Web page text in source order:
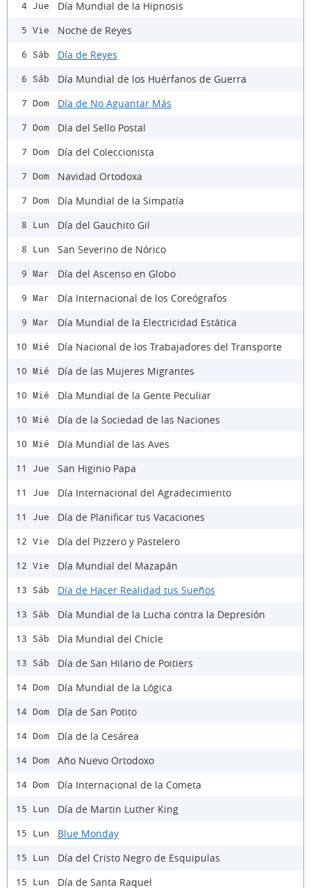
4 Jue Día Mundial de la Hipnosis
5 Vie Noche de Reyes
6 Sáb Día de Reyes
6 Sáb Día Mundial de los Huérfanos de Guerra
7 Dom Día de No Aguantar Más
7 Dom Día del Sello Postal
7 Dom Día del Coleccionista
7 Dom Navidad Ortodoxa
7 Dom Día Mundial de la Simpatía
8 Lun Día del Gauchito Gil
8 Lun San Severino de Nórico
9 Mar Día del Ascenso en Globo
9 Mar Día Internacional de los Coreógrafos
9 Mar Día Mundial de la Electricidad Estática
10 Mié Día Nacional de los Trabajadores del Transporte
10 Mié Día de las Mujeres Migrantes
10 Mié Día Mundial de la Gente Peculiar
10 Mié Día de la Sociedad de las Naciones
10 Mié Día Mundial de las Aves
11 Jue San Higinio Papa
11 Jue Día Internacional del Agradecimiento
11 Jue Día de Planificar tus Vacaciones
12 Vie Día del Pizzero y Pastelero
12 Vie Día Mundial del Mazapán
13 Sáb Día de Hacer Realidad tus Sueños
13 Sáb Día Mundial de la Lucha contra la Depresión
13 Sáb Día Mundial del Chicle
13 Sáb Día de San Hilario de Poitiers
14 Dom Día Mundial de la Lógica
14 Dom Día de San Potito
14 Dom Día de la Cesárea
14 Dom Año Nuevo Ortodoxo
14 Dom Día Internacional de la Cometa
15 Lun Día de Martin Luther King
15 Lun Blue Monday
15 Lun Día del Cristo Negro de Esquipulas
15 Lun Día de Santa Raquel